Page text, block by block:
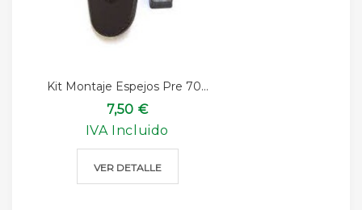
Kit Montaje Espejos Pre 70...
7,50 €
IVA Incluido
VER DETALLE